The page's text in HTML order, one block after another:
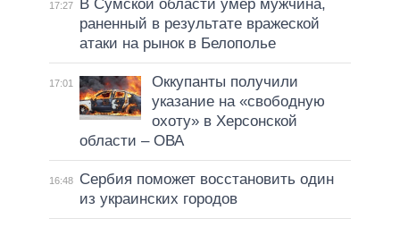
17:27
В Сумской области умер мужчина,
раненный в результате вражеской
атаки на рынок в Белополье
17:01
Оккупанты получили
указание на «свободную
охоту» в Херсонской
области – ОВА
16:48
Сербия поможет восстановить один
из украинских городов